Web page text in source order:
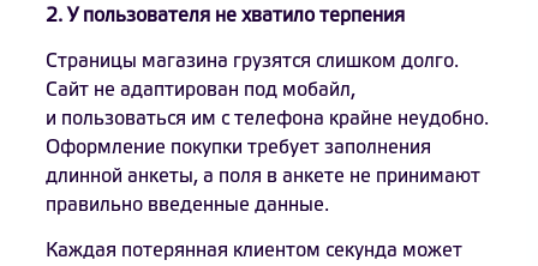
2. У пользователя не хватило терпения
Страницы магазина грузятся слишком долго.
Сайт не адаптирован под мобайл,
и пользоваться им с телефона крайне неудобно.
Оформление покупки требует заполнения
длинной анкеты, а поля в анкете не принимают
правильно введенные данные.
Каждая потерянная клиентом секунда может